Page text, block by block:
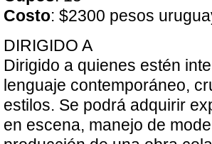
Costo: $2300 pesos
DIRIGIDO A
Dirigido a quienes estén
lenguaje contemporáneo,
estilos. Se podrá adquirir
en escena, manejo de